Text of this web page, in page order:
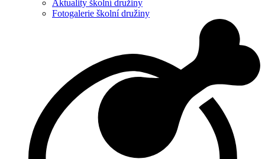
Aktuality školní družiny
Fotogalerie školní družiny